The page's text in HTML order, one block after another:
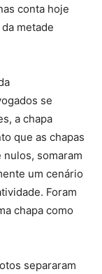
conta hoje
metade
se
a chapa
que as chapas
somaram
um cenário
Foram
chapa como
separaram